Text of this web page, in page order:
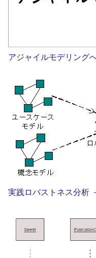
アジャイルモデリング
実践ロバストネス分析